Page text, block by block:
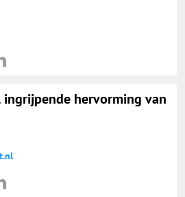
hervorming van